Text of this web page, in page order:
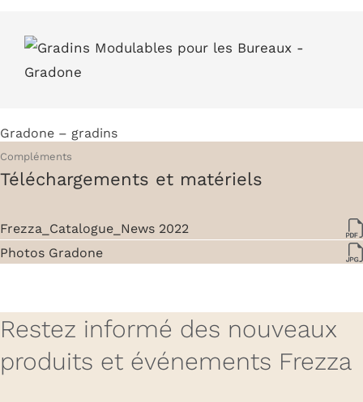
Gradone – gradins
Compléments
Téléchargements et matériels
Frezza_Catalogue_News 2022
Photos Gradone
Restez informé des nouveaux
produits et événements Frezza